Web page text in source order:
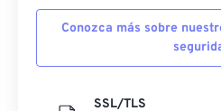
Conozca más sobre
SSL/TLS